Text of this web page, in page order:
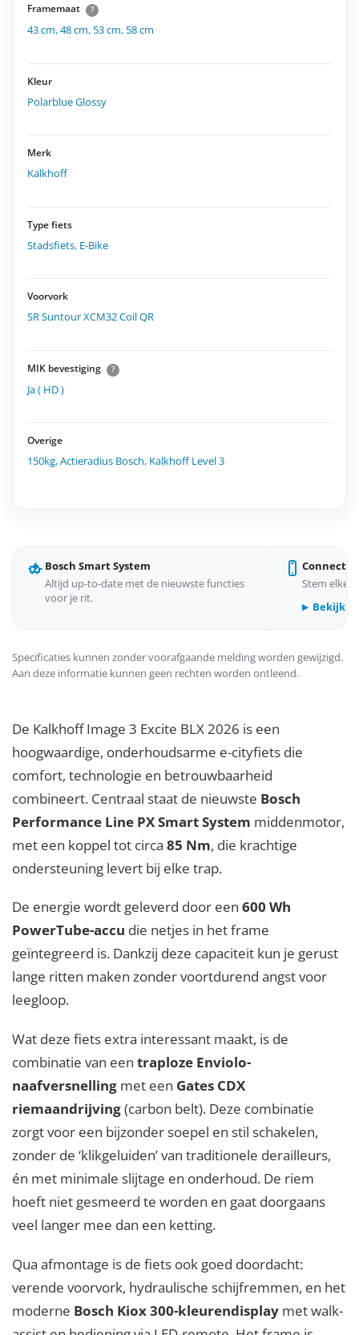
Framemaat ?
43 cm,48 cm, 53 cm, 58 cm
Kleur
Polarblue Glossy
Merk
Kalkhoff
Type fiets
Stadsfiets, E-Bike
Voorvork
SR Suntour XCM32 Coil QR
MIK bevestiging ?
Ja ( HD )
Overige
150kg,Actieradius Bosch, Kalkhoff Level 3
Bosch Smart System
Altijd up-to-date met de nieuwste functies
voor je rit.
Connect
Stem elke
Bekijk
Specificaties kunnen zonder voorafgaande melding worden gewijzigd.
Aan deze informatie kunnen geen rechten worden ontleend.
De Kalkhoff Image 3 Excite BLX 2026 is een
hoogwaardige, onderhoudsarme e-cityfiets die
comfort, technologie en betrouwbaarheid
combineert. Centraal staat de nieuwste Bosch
Performance Line PX Smart System middenmotor,
met een koppel tot circa 85 Nm, die krachtige
ondersteuning levert bij elke trap.
De energie wordt geleverd door een 600 Wh
PowerTube-accu die netjes in het frame
geïntegreerd is. Dankzij deze capaciteit kun je gerust
lange ritten maken zonder voortdurend angst voor
leegloop.
Wat deze fiets extra interessant maakt, is de
combinatie van een traploze Enviolo-
naafversnelling met een Gates CDX
riemaandrijving(carbon belt). Deze combinatie
zorgt voor een bijzonder soepel en stil schakelen,
zonder de ‘klikgeluiden’ van traditionele derailleurs,
én met minimale slijtage en onderhoud. De riem
hoeft niet gesmeerd te worden en gaat doorgaans
veel langer mee dan een ketting.
Qua afmontage is de fiets ook goed doordacht:
verende voorvork, hydraulische schijfremmen, en het
moderne Bosch Kiox 300-kleurendisplay met walk-